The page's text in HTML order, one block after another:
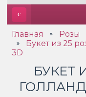
Главная » Розы
»
Букет из 25
3D
БУКЕТ